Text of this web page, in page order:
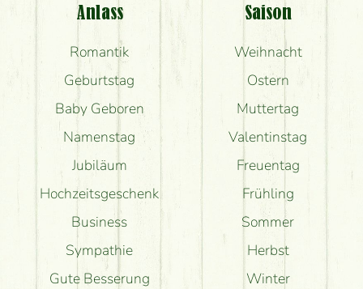
Anlass
Romantik
Geburtstag
Baby Geboren
Namenstag
Jubiläum
Hochzeitsgeschenk
Business
Sympathie
Gute Besserung
Saison
Weihnacht
Ostern
Muttertag
Valentinstag
Freuentag
Frühling
Sommer
Herbst
Winter